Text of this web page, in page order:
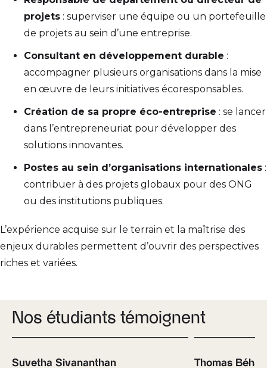
projets : superviser une équipe ou un portefeuille
de projets au sein d’une entreprise.
Consultant en développement durable :
accompagner plusieurs organisations dans la mise
en œuvre de leurs initiatives écoresponsables.
Création de sa propre éco-entreprise : se lancer
dans l’entrepreneuriat pour développer des
solutions innovantes.
Postes au sein d’organisations internationales :
contribuer à des projets globaux pour des ONG
ou des institutions publiques.
L’expérience acquise sur le terrain et la maîtrise des
enjeux durables permettent d’ouvrir des perspectives
riches et variées.
Nos étudiants témoignent
Suvetha Sivananthan Thomas